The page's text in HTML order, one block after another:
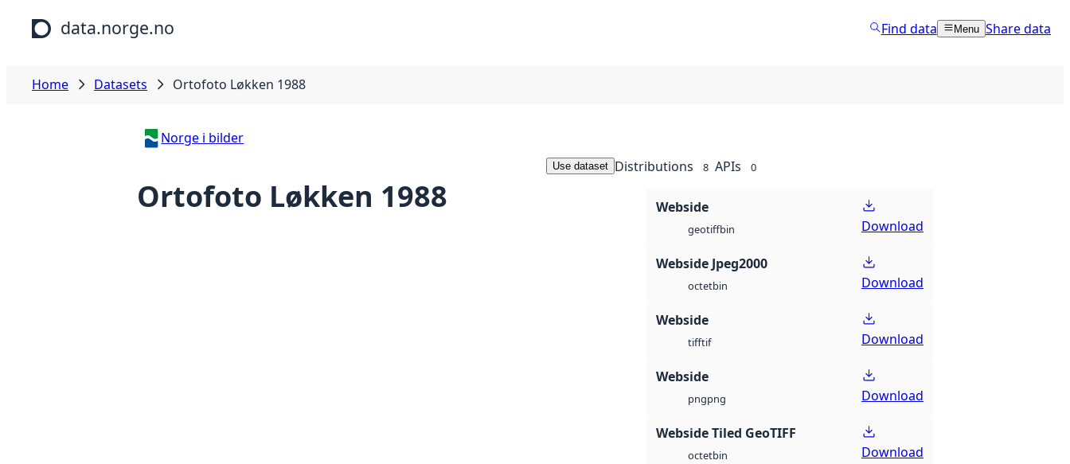
Skip to main content
data.norge.no Find data Menu Share data
Home Datasets Ortofoto Løkken 1988
Norge i bilder
Ortofoto Løkken 1988
Use dataset Distributions 8 APIs 0
Webside
geotiffbin Download
Webside Jpeg2000
octetbin Download
Webside
tifftif Download
Webside
pngpng Download
Webside Tiled GeoTIFF
octetbin Download